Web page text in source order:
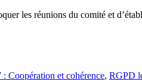
les réunions du comité et
Coopération et cohérence, RGPD